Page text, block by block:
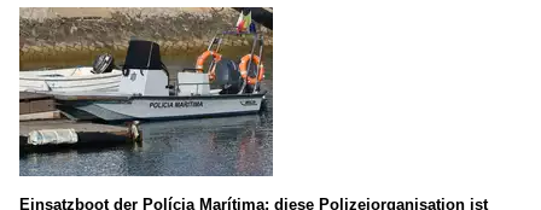
Zementfrachter
alle
Segelschiffe
2-Master
T - U
Einsatzboot der Polícia Marítima; diese Polizeiorganisation ist